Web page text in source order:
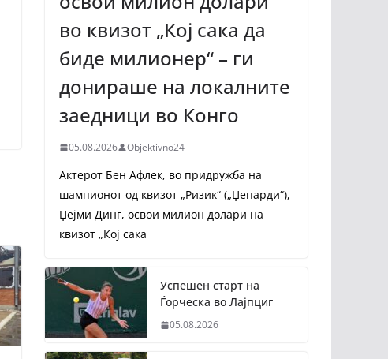
во квизот „Кој сака да
биде милионер“ – ги
донираше на локалните
заедници во Конго
05.08.2026 Objektivno24
Актерот Бен Афлек, во придружба на
шампионот од квизот „Ризик“ („Џепарди“),
Џејми Динг, освои милион долари на
квизот „Кој сака
Успешен старт на
Ѓорческа во Лајпциг
05.08.2026